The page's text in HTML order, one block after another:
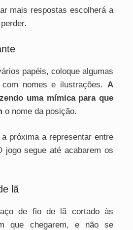
mais respostas escolherá a
papéis, coloque algumas
nomes e ilustrações. A
uma mímica para que
o nome da posição.
próxima a representar entre
jogo segue até acabarem os
lã
de fio de lã cortado às
que chegarem, e não se